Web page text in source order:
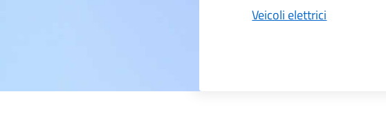
Veicoli elettrici